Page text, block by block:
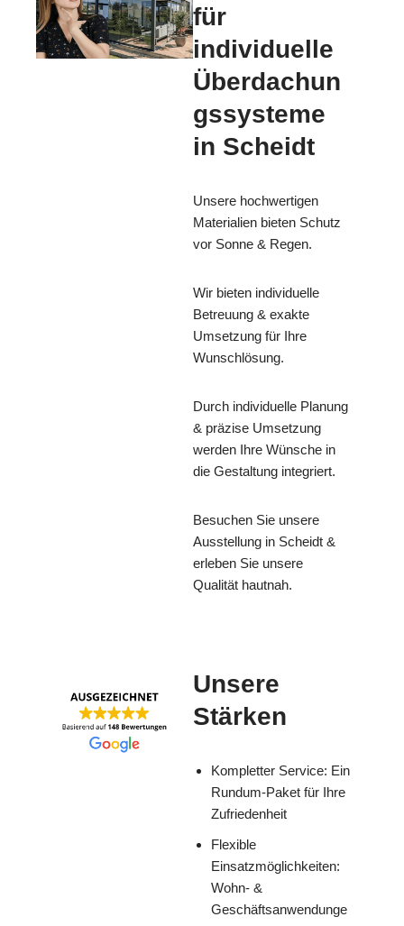
für
individuelle
Überdachun
gssysteme
in Scheidt
Unsere hochwertigen
Materialien bieten Schutz
vor Sonne & Regen.
Wir bieten individuelle
Betreuung & exakte
Umsetzung für Ihre
Wunschlösung.
Durch individuelle Planung
& präzise Umsetzung
werden Ihre Wünsche in
die Gestaltung integriert.
Besuchen Sie unsere
Ausstellung in Scheidt &
erleben Sie unsere
Qualität hautnah.
Unsere
Stärken
Kompletter Service: Ein
Rundum-Paket für Ihre
Zufriedenheit
Flexible
Einsatzmöglichkeiten:
Wohn- &
Geschäftsanwendunge